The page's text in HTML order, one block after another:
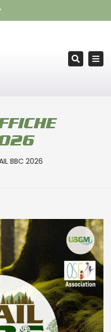
– RDV le samedi 24
BBC 2026